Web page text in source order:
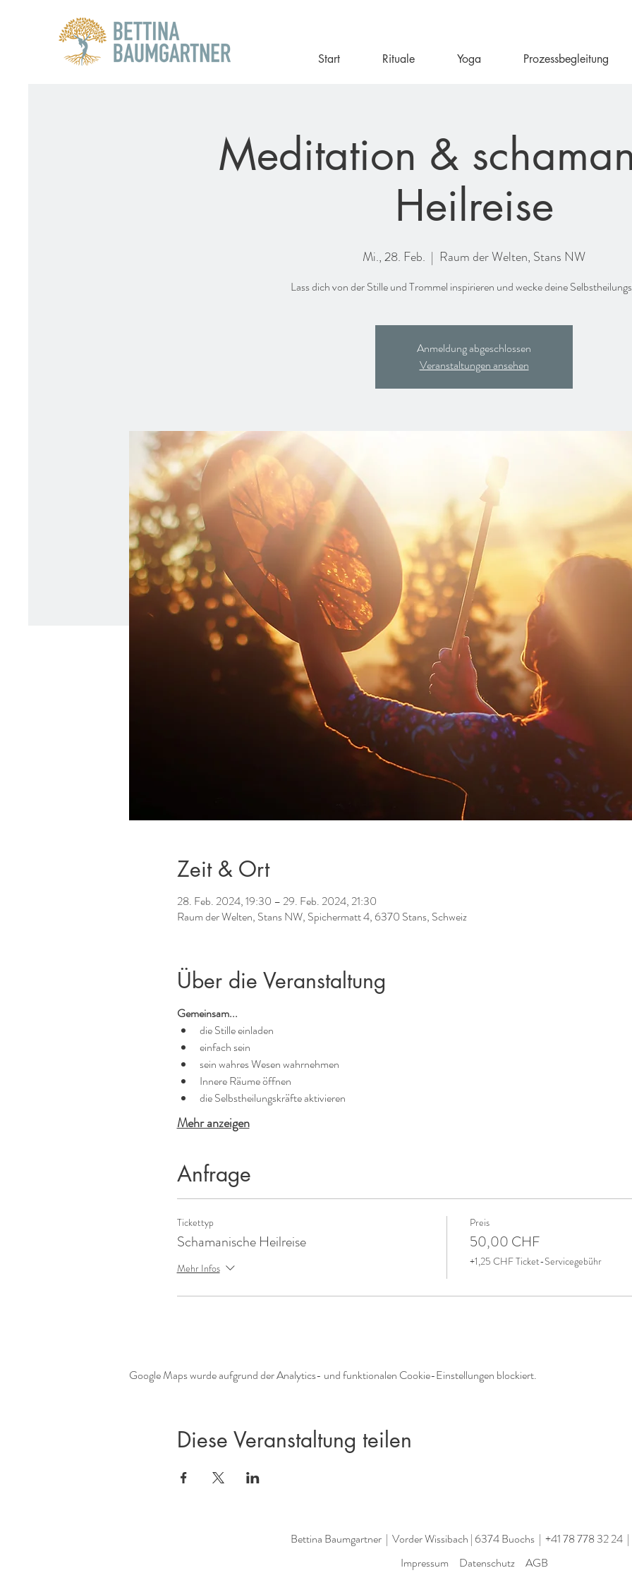
Start Rituale Yoga Prozessbegleitung
Meditation &
Heilreise
Mi., 28. Feb.
  |
Raum der Welten, Stans NW
Lass dich von der Stille und Trommel inspirieren und wecke deine
Anmeldung abgeschlossen
Veranstaltungen ansehen
Zeit & Ort
28. Feb. 2024, 19:30 – 29. Feb. 2024, 21:30
Raum der Welten, Stans NW, Spichermatt 4, 6370 Stans, Schweiz
Über die Veranstaltung
Gemeinsam...
die Stille einladen
einfach sein
sein wahres Wesen wahrnehmen
Innere Räume öffnen
die Selbstheilungskräfte aktivieren
Mehr anzeigen
Anfrage
Tickettyp
Schamanische Heilreise
Mehr Infos
Preis
50,00 CHF
+1,25 CHF Ticket-Servicegebühr
Google Maps wurde aufgrund der Analytics- und funktionalen Cookie-Einstellungen blockiert.
Diese Veranstaltung teilen
Bettina Baumgartner | Vorder Wissibach | 6374 Buochs | +41 78 778 32 24 |
Impressum
Datenschutz AGB